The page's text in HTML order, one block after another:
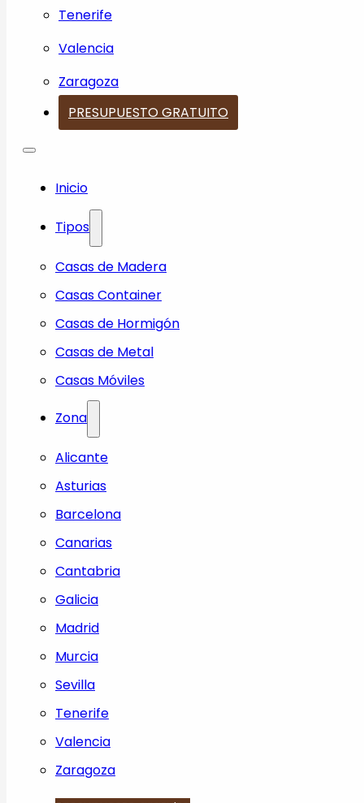
Tenerife
Valencia
Zaragoza
PRESUPUESTO GRATUITO
Inicio
Tipos
Casas de Madera
Casas Container
Casas de Hormigón
Casas de Metal
Casas Móviles
Zona
Alicante
Asturias
Barcelona
Canarias
Cantabria
Galicia
Madrid
Murcia
Sevilla
Tenerife
Valencia
Zaragoza